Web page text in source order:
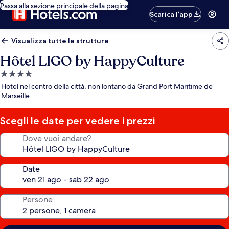
Passa alla sezione principale della pagina
Scarica l’app
Visualizza tutte le strutture
Hôtel LIGO by HappyCulture
Struttura
a
4.0
stelle
Hotel nel centro della città, non lontano da Grand Port Maritime de
Marseille
Scegli le date per vedere i prezzi
Dove vuoi andare?
Date
Persone